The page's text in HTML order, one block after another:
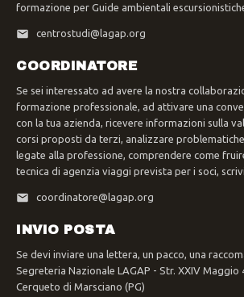
formazione per Guide ambientali
centrostudi@lagap.org
COORDINATORE
Se sei interessato ad avere la nostra
formazione professionale, ad attivare una
con la tua azienda, ricevere informazioni sulla
corsi proposti da terzi, analizzare
legate alla professione, comprendere come
tecnica di agenzia viaggi prevista per i soci,
coordinatore@lagap.org
INVIO POSTA
Se devi inviare una lettera, un pacco, una
Segreteria Nazionale LAGAP - Str. XXIV Maggio
Cerqueto di Marsciano (PG)